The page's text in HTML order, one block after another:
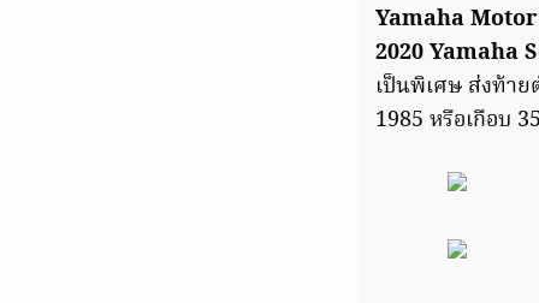
Yamaha Motor
2020 Yamaha
เป็นพิเศษ ส่งท้า
1985 หรือเกือบ